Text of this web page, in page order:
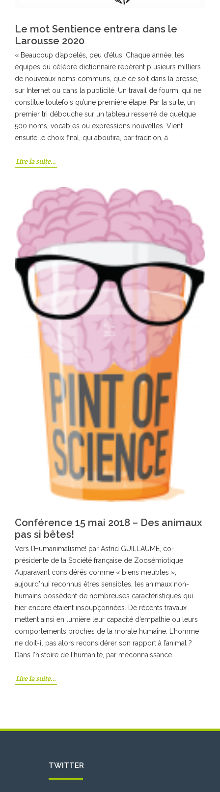
Le mot Sentience entrera dans le
Larousse 2020
« Beaucoup d’appelés, peu d’élus. Chaque année, les
équipes du célèbre dictionnaire repèrent plusieurs milliers
de nouveaux noms communs, que ce soit dans la presse,
sur Internet ou dans la publicité. Un travail de fourmi qui ne
constitue toutefois qu’une première étape. Par la suite, un
premier tri débouche sur un tableau resserré de quelque
500 noms, vocables ou expressions nouvelles. Vient
ensuite le choix final, qui aboutira, par tradition, à
Lire la suite…
Conférence 15 mai 2018 – Des animaux
pas si bêtes!
Vers l’Humanimalisme! par Astrid GUILLAUME, co-
présidente de la Société française de Zoosémiotique
Auparavant considérés comme « biens meubles »,
aujourd’hui reconnus êtres sensibles, les animaux non-
humains possèdent de nombreuses caractéristiques qui
hier encore étaient insoupçonnées. De récents travaux
mettent ainsi en lumière leur capacité d’empathie ou leurs
comportements proches de la morale humaine. L’homme
ne doit-il pas alors reconsidérer son rapport à l’animal ?
Dans l’histoire de l’humanité, par méconnaissance
Lire la suite…
TWITTER